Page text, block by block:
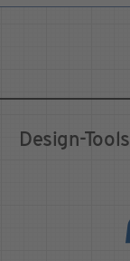
Design-Tools